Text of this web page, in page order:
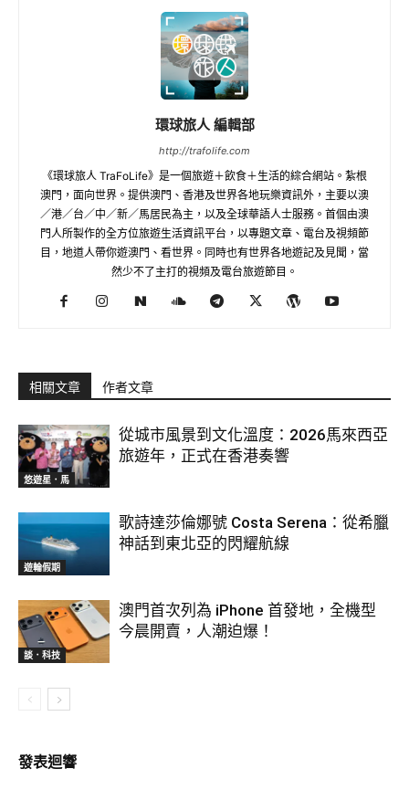
環球旅人 編輯部
http://trafolife.com
《環球旅人 TraFoLife》是一個旅遊＋飲食＋生活的綜合網站。紮根
澳門，面向世界。提供澳門、香港及世界各地玩樂資訊外，主要以澳
／港／台／中／新／馬居民為主，以及全球華語人士服務。首個由澳
門人所製作的全方位旅遊生活資訊平台，以專題文章、電台及視頻節
目，地道人帶你遊澳門、看世界。同時也有世界各地遊記及見聞，當
然少不了主打的視頻及電台旅遊節目。
相關文章 作者文章
悠遊星．馬
從城市風景到文化溫度：2026馬來西亞
旅遊年，正式在香港奏響
遊輪假期
歌詩達莎倫娜號 Costa Serena：從希臘
神話到東北亞的閃耀航線
談．科技
澳門首次列為 iPhone 首發地，全機型
今晨開賣，人潮迫爆！
發表迴響